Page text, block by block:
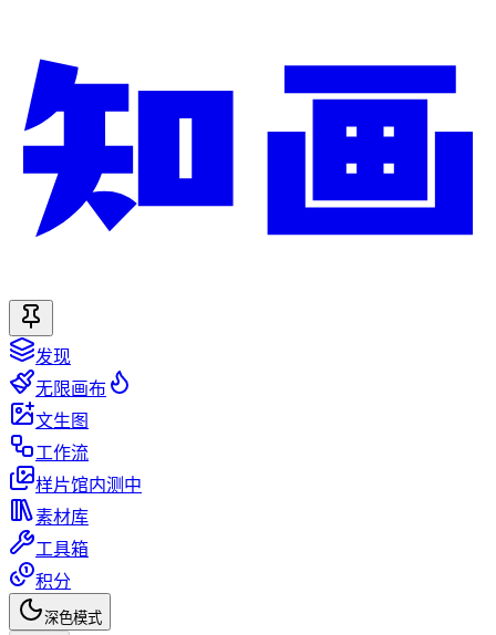
发现
无限画布
文生图
工作流
样片馆内测中
素材库
工具箱
积分
深色模式